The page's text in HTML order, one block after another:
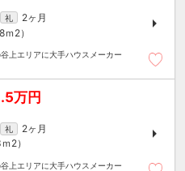
礼
2ヶ月
ｍ 2）
上エリアに大手ハウスメーカー
万円
礼
2ヶ月
2）
上エリアに大手ハウスメーカー